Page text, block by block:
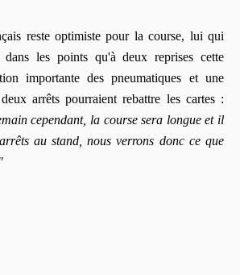
reste optimiste pour la course, lui qui
dans les points qu'à deux reprises cette
importante des pneumatiques et une
arrêts pourraient rebattre les cartes :
cependant, la course sera longue et il
au stand, nous verrons donc ce que